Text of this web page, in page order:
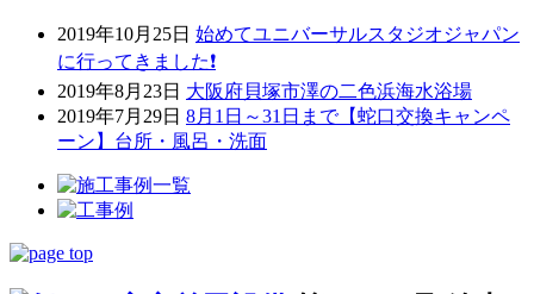
2019年10月25日 始めてユニバーサルスタジオジャパン
に行ってきました❗
2019年8月23日 大阪府貝塚市澤の二色浜海水浴場
2019年7月29日 8月1日～31日まで【蛇口交換キャンペ
ーン】台所・風呂・洗面